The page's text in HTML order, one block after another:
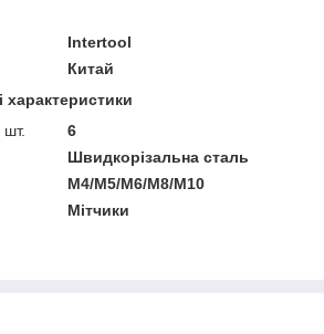
Intertool
Китай
характеристики
шт.
6
Швидкорізальна сталь
М4/М5/М6/М8/М10
Мітчики